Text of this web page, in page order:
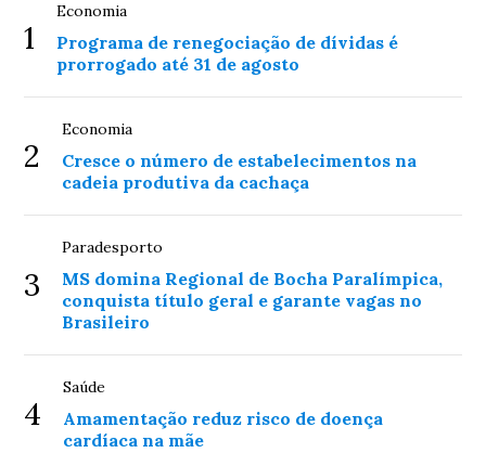
1
Economia
Programa de renegociação de dívidas é
prorrogado até 31 de agosto
2
Economia
Cresce o número de estabelecimentos na
cadeia produtiva da cachaça
3
Paradesporto
MS domina Regional de Bocha Paralímpica,
conquista título geral e garante vagas no
Brasileiro
4
Saúde
Amamentação reduz risco de doença
cardíaca na mãe